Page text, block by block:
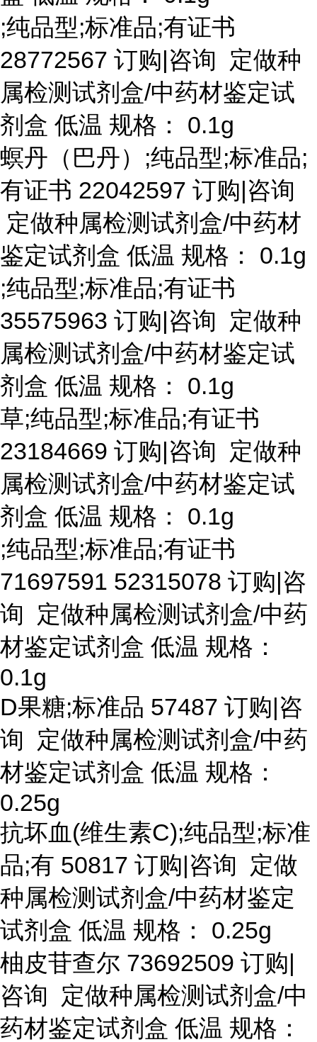
;纯品型;标准品;有证书
28772567 订购|咨询 定做种
属检测试剂盒/中药材鉴定试
剂盒 低温 规格： 0.1g
螟丹（巴丹） ;纯品型;标准品;
有证书 22042597 订购|咨询
定做种属检测试剂盒/中药材
鉴定试剂盒 低温 规格： 0.1g
;纯品型;标准品;有证书
35575963 订购|咨询 定做种
属检测试剂盒/中药材鉴定试
剂盒 低温 规格： 0.1g
草;纯品型;标准品;有证书
23184669 订购|咨询 定做种
属检测试剂盒/中药材鉴定试
剂盒 低温 规格： 0.1g
;纯品型;标准品;有证书
71697591 52315078 订购|咨
询 定做种属检测试剂盒/中药
材鉴定试剂盒 低温 规格：
0.1g
D果糖;标准品 57487 订购|咨
询 定做种属检测试剂盒/中药
材鉴定试剂盒 低温 规格：
0.25g
抗坏血 (维生素C);纯品型;标准
品;有 50817 订购|咨询 定做
种属检测试剂盒/中药材鉴定
试剂盒 低温 规格： 0.25g
柚皮苷查尔 73692509 订购|
咨询 定做种属检测试剂盒/中
药材鉴定试剂盒 低温 规格：